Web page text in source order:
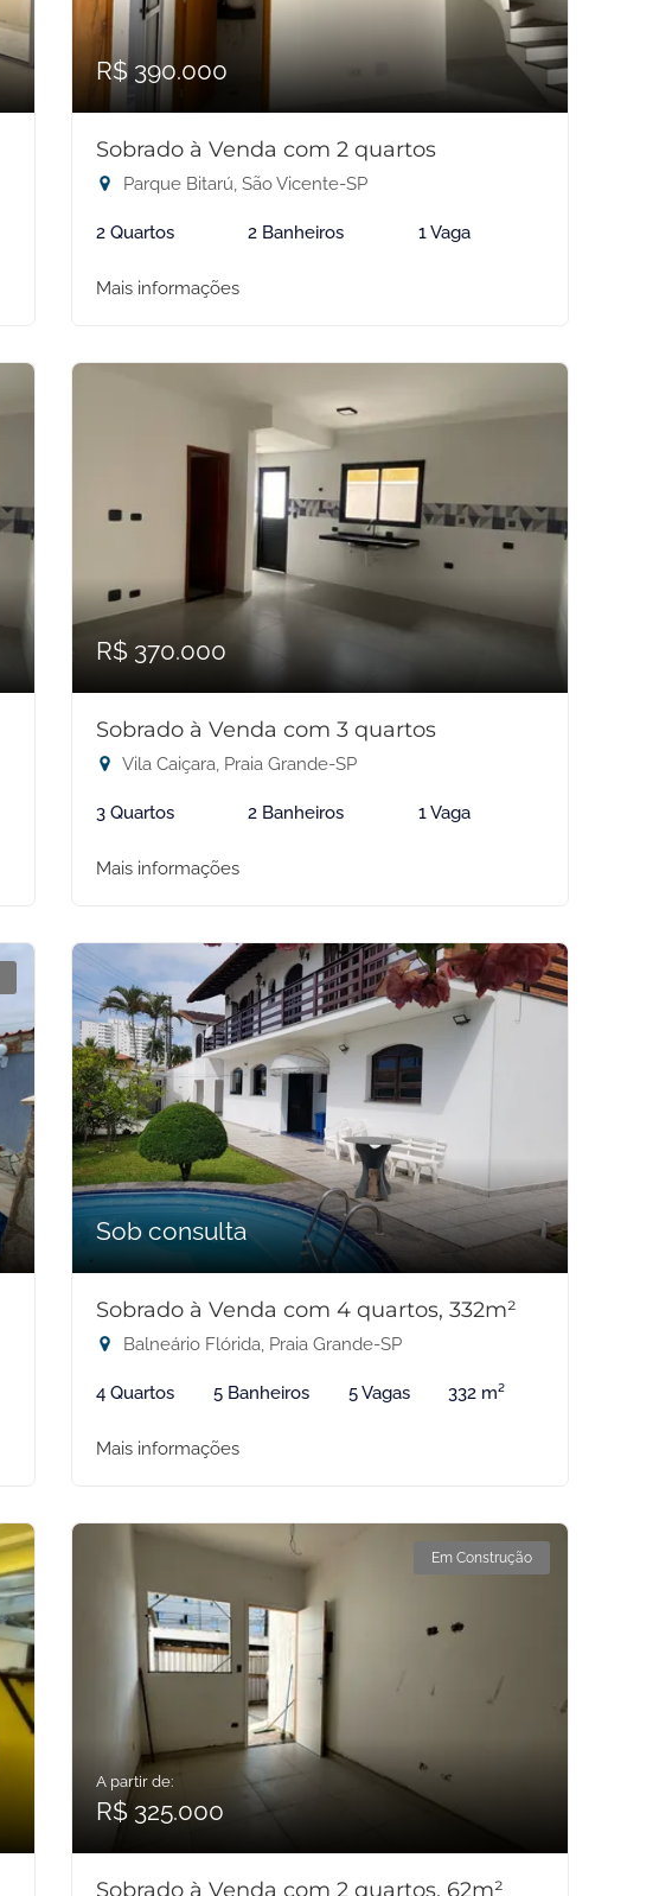
R$ 390.000
Sobrado à Venda com 2 quartos
Parque Bitarú, São Vicente-SP
2 Quartos 2 Banheiros 1 Vaga
Mais informações
R$ 370.000
Sobrado à Venda com 3 quartos
Vila Caiçara, Praia Grande-SP
3 Quartos 2 Banheiros 1 Vaga
Mais informações
Sob consulta
Sobrado à Venda com 4 quartos, 332m²
Balneário Flórida, Praia Grande-SP
4 Quartos 5 Banheiros 5 Vagas 332 m²
Mais informações
Em Construção
A partir de:
R$ 325.000
Sobrado à Venda com 2 quartos, 62m²